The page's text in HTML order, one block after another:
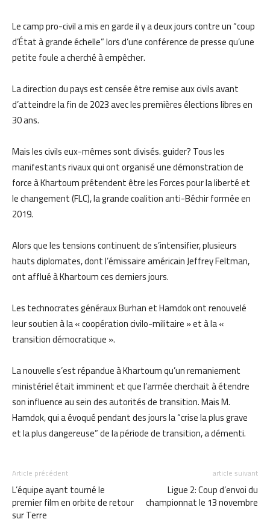
Le camp pro-civil a mis en garde il y a deux jours contre un “coup
d’État à grande échelle” lors d’une conférence de presse qu’une
petite foule a cherché à empêcher.
La direction du pays est censée être remise aux civils avant
d’atteindre la fin de 2023 avec les premières élections libres en
30 ans.
Mais les civils eux-mêmes sont divisés. guider? Tous les
manifestants rivaux qui ont organisé une démonstration de
force à Khartoum prétendent être les Forces pour la liberté et
le changement (FLC), la grande coalition anti-Béchir formée en
2019.
Alors que les tensions continuent de s’intensifier, plusieurs
hauts diplomates, dont l’émissaire américain Jeffrey Feltman,
ont afflué à Khartoum ces derniers jours.
Les technocrates généraux Burhan et Hamdok ont ​​renouvelé
leur soutien à la « coopération civilo-militaire » et à la «
transition démocratique ».
La nouvelle s’est répandue à Khartoum qu’un remaniement
ministériel était imminent et que l’armée cherchait à étendre
son influence au sein des autorités de transition. Mais M.
Hamdok, qui a évoqué pendant des jours la “crise la plus grave
et la plus dangereuse” de la période de transition, a démenti.
Article précédent
L’équipe ayant tourné le
premier film en orbite de retour
sur Terre
article suivant
Ligue 2: Coup d’envoi du
championnat le 13 novembre